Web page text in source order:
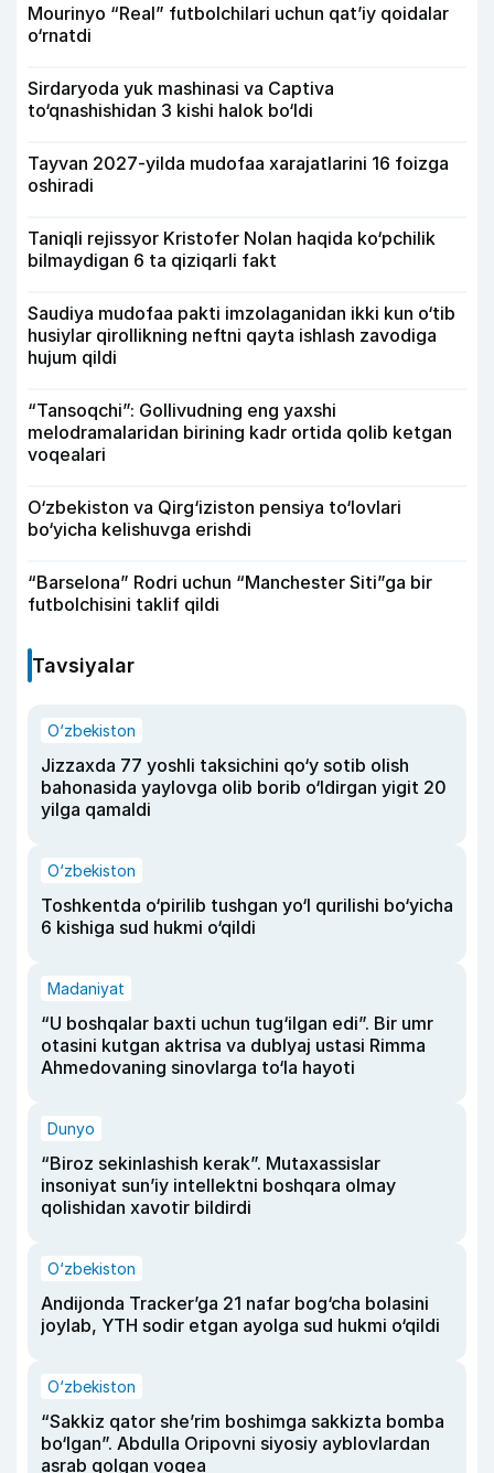
Mourinyo “Real” futbolchilari uchun qat’iy qoidalar
o‘rnatdi
Sirdaryoda yuk mashinasi va Captiva
to‘qnashishidan 3 kishi halok bo‘ldi
Tayvan 2027-yilda mudofaa xarajatlarini 16 foizga
oshiradi
Taniqli rejissyor Kristofer Nolan haqida ko‘pchilik
bilmaydigan 6 ta qiziqarli fakt
Saudiya mudofaa pakti imzolaganidan ikki kun o‘tib
husiylar qirollikning neftni qayta ishlash zavodiga
hujum qildi
“Tansoqchi”: Gollivudning eng yaxshi
melodramalaridan birining kadr ortida qolib ketgan
voqealari
O‘zbekiston va Qirg‘iziston pensiya to‘lovlari
bo‘yicha kelishuvga erishdi
“Barselona” Rodri uchun “Manchester Siti”ga bir
futbolchisini taklif qildi
Tavsiyalar
O‘zbekiston
Jizzaxda 77 yoshli taksichini qo‘y sotib olish
bahonasida yaylovga olib borib o‘ldirgan yigit 20
yilga qamaldi
O‘zbekiston
Toshkentda o‘pirilib tushgan yo‘l qurilishi bo‘yicha
6 kishiga sud hukmi o‘qildi
Madaniyat
“U boshqalar baxti uchun tug‘ilgan edi”. Bir umr
otasini kutgan aktrisa va dublyaj ustasi Rimma
Ahmedovaning sinovlarga to‘la hayoti
Dunyo
“Biroz sekinlashish kerak”. Mutaxassislar
insoniyat sun’iy intellektni boshqara olmay
qolishidan xavotir bildirdi
O‘zbekiston
Andijonda Tracker’ga 21 nafar bog‘cha bolasini
joylab, YTH sodir etgan ayolga sud hukmi o‘qildi
O‘zbekiston
“Sakkiz qator she’rim boshimga sakkizta bomba
bo‘lgan”. Abdulla Oripovni siyosiy ayblovlardan
asrab qolgan voqea